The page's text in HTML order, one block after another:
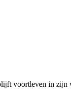
voortleven in